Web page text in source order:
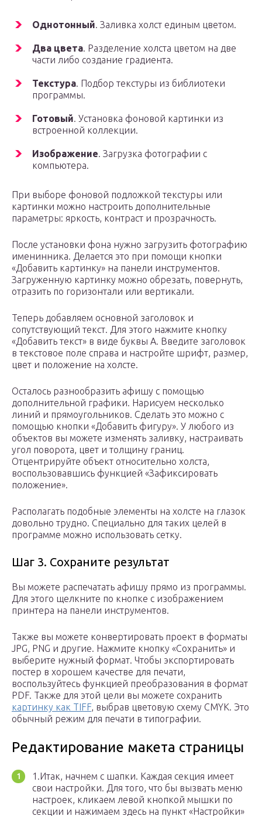
Однотонный. Заливка холст единым цветом.
Два цвета. Разделение холста цветом на две
части либо создание градиента.
Текстура. Подбор текстуры из библиотеки
программы.
Готовый. Установка фоновой картинки из
встроенной коллекции.
Изображение. Загрузка фотографии с
компьютера.
При выборе фоновой подложкой текстуры или
картинки можно настроить дополнительные
параметры: яркость, контраст и прозрачность.
После установки фона нужно загрузить фотографию
именинника. Делается это при помощи кнопки
«Добавить картинку» на панели инструментов.
Загруженную картинку можно обрезать, повернуть,
отразить по горизонтали или вертикали.
Теперь добавляем основной заголовок и
сопутствующий текст. Для этого нажмите кнопку
«Добавить текст» в виде буквы А. Введите заголовок
в текстовое поле справа и настройте шрифт, размер,
цвет и положение на холсте.
Осталось разнообразить афишу с помощью
дополнительной графики. Нарисуем несколько
линий и прямоугольников. Сделать это можно с
помощью кнопки «Добавить фигуру». У любого из
объектов вы можете изменять заливку, настраивать
угол поворота, цвет и толщину границ.
Отцентрируйте объект относительно холста,
воспользовавшись функцией «Зафиксировать
положение».
Располагать подобные элементы на холсте на глазок
довольно трудно. Специально для таких целей в
программе можно использовать сетку.
Шаг 3. Сохраните результат
Вы можете распечатать афишу прямо из программы.
Для этого щелкните по кнопке с изображением
принтера на панели инструментов.
Также вы можете конвертировать проект в форматы
JPG, PNG и другие. Нажмите кнопку «Сохранить» и
выберите нужный формат. Чтобы экспортировать
постер в хорошем качестве для печати,
воспользуйтесь функцией преобразования в формат
PDF. Также для этой цели вы можете сохранить
картинку как TIFF, выбрав цветовую схему CMYK. Это
обычный режим для печати в типографии.
Редактирование макета страницы
1.Итак, начнем с шапки. Каждая секция имеет
свои настройки. Для того, что бы вызвать меню
настроек, кликаем левой кнопкой мышки по
секции и нажимаем здесь на пункт «Настройки»